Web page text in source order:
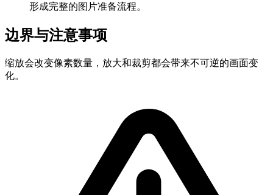
形成完整的图片准备流程。
边界与注意事项
缩放会改变像素数量，放大和裁剪都会带来不可逆的画面变
化。